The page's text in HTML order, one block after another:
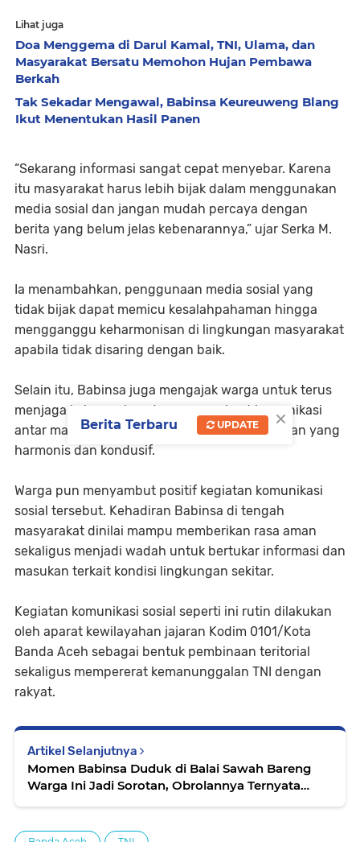
Lihat juga
Doa Menggema di Darul Kamal, TNI, Ulama, dan
Masyarakat Bersatu Memohon Hujan Pembawa
Berkah
Tak Sekadar Mengawal, Babinsa Keureuweng Blang
Ikut Menentukan Hasil Panen
“Sekarang informasi sangat cepat menyebar. Karena
itu masyarakat harus lebih bijak dalam menggunakan
media sosial dan jangan mudah percaya dengan
berita yang belum jelas kebenarannya,” ujar Serka M.
Nasri.
Ia menambahkan, penggunaan media sosial yang
tidak bijak dapat memicu kesalahpahaman hingga
mengganggu keharmonisan di lingkungan masyarakat
apabila tidak disaring dengan baik.
Selain itu, Babinsa juga mengajak warga untuk terus
menjaga kekompakan dan memperkuat komunikasi
antar masyarakat demi menciptakan lingkungan yang
harmonis dan kondusif.
Warga pun menyambut positif kegiatan komunikasi
sosial tersebut. Kehadiran Babinsa di tengah
masyarakat dinilai mampu memberikan rasa aman
sekaligus menjadi wadah untuk bertukar informasi dan
masukan terkait kondisi lingkungan sekitar.
Kegiatan komunikasi sosial seperti ini rutin dilakukan
oleh aparat kewilayahan jajaran Kodim 0101/Kota
Banda Aceh sebagai bentuk pembinaan teritorial
sekaligus mempererat kemanunggalan TNI dengan
rakyat.
Artikel Selanjutnya
Momen Babinsa Duduk di Balai Sawah Bareng
Warga Ini Jadi Sorotan, Obrolannya Ternyata
×
Berita Terbaru UPDATE